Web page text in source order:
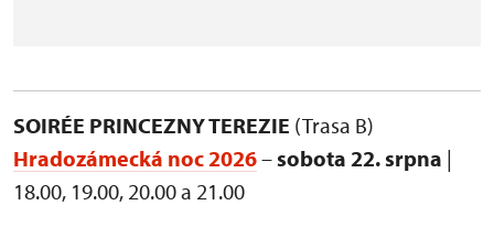
SOIRÉE PRINCEZNY TEREZIE (Trasa B)
Hradozámecká noc 2026–sobota 22. srpna |
18.00, 19.00, 20.00 a 21.00